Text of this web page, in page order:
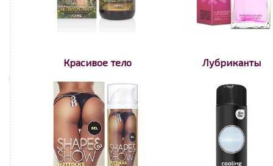
Красивое тело Лубриканты